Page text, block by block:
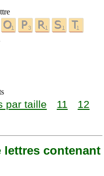
par taille 11
12
lettres contenant